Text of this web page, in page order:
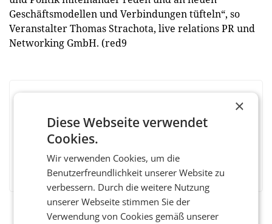
Geschäftsmodellen und Verbindungen tüfteln“, so
Veranstalter Thomas Strachota, live relations PR und
Networking GmbH. (red9
FacebookTwitterMessengerWhatsAppLinkedInXING Teilen
×
Diese Webseite verwendet
Cookies.
Wir verwenden Cookies, um die
Benutzerfreundlichkeit unserer Website zu
verbessern. Durch die weitere Nutzung
unserer Webseite stimmen Sie der
Verwendung von Cookies gemäß unserer